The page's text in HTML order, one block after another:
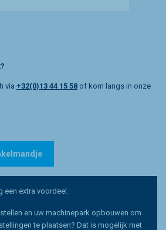
via +32(0)13 44 15 58 of kom langs in onze
een extra voordeel.
en uw machinepark opbouwen om
te plaatsen? Dat is mogelijk met